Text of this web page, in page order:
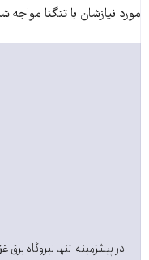
مورد نیازشان با تنگنا مواجه
در پیشزمینه: تنها نیروگاه